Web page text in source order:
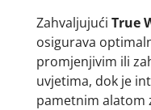
Zahvaljujući True
osigurava
promjenjivim ili
uvjetima, dok je
pametnim alatom